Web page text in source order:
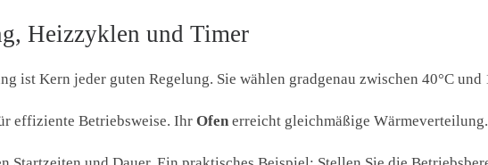
Heizzyklen und Timer
ist Kern jeder guten Regelung. Sie wählen gradgenau zwischen 40°C und
effiziente Betriebsweise. Ihr Ofen erreicht gleichmäßige Wärmeverteilung.